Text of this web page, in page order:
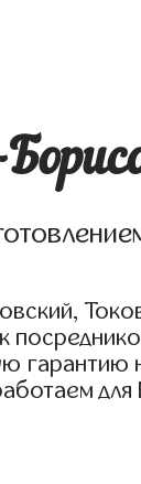
гарантию